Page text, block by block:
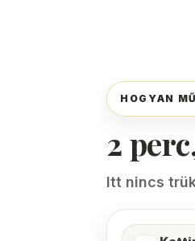
HOGYAN
2
Itt nincs